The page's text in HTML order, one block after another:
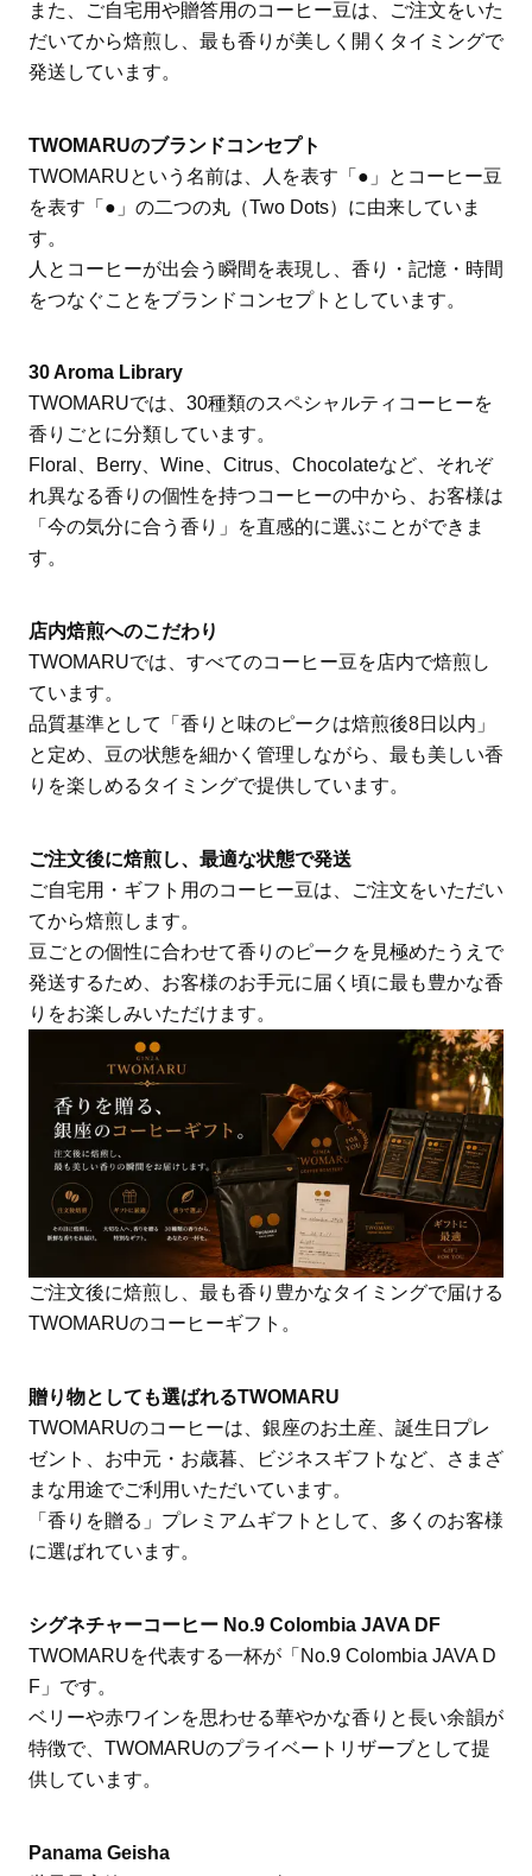
また、ご自宅用や贈答用のコーヒー豆は、ご注文をいた
だいてから焙煎し、最も香りが美しく開くタイミングで
発送しています。
TWOMARUのブランドコンセプト
TWOMARUという名前は、人を表す「●」とコーヒー豆
を表す「●」の二つの丸（Two Dots）に由来していま
す。
人とコーヒーが出会う瞬間を表現し、香り・記憶・時間
をつなぐことをブランドコンセプトとしています。
30 Aroma Library
TWOMARUでは、30種類のスペシャルティコーヒーを
香りごとに分類しています。
Floral、Berry、Wine、Citrus、Chocolateなど、それぞ
れ異なる香りの個性を持つコーヒーの中から、お客様は
「今の気分に合う香り」を直感的に選ぶことができま
す。
店内焙煎へのこだわり
TWOMARUでは、すべてのコーヒー豆を店内で焙煎し
ています。
品質基準として「香りと味のピークは焙煎後8日以内」
と定め、豆の状態を細かく管理しながら、最も美しい香
りを楽しめるタイミングで提供しています。
ご注文後に焙煎し、最適な状態で発送
ご自宅用・ギフト用のコーヒー豆は、ご注文をいただい
てから焙煎します。
豆ごとの個性に合わせて香りのピークを見極めたうえで
発送するため、お客様のお手元に届く頃に最も豊かな香
りをお楽しみいただけます。
ご注文後に焙煎し、最も香り豊かなタイミングで届ける
TWOMARUのコーヒーギフト。
贈り物としても選ばれるTWOMARU
TWOMARUのコーヒーは、銀座のお土産、誕生日プレ
ゼント、お中元・お歳暮、ビジネスギフトなど、さまざ
まな用途でご利用いただいています。
「香りを贈る」プレミアムギフトとして、多くのお客様
に選ばれています。
シグネチャーコーヒー No.9 Colombia JAVA DF
TWOMARUを代表する一杯が「No.9 Colombia JAVA D
F」です。
ベリーや赤ワインを思わせる華やかな香りと長い余韻が
特徴で、TWOMARUのプライベートリザーブとして提
供しています。
Panama Geisha